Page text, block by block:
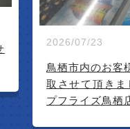
2026/07/23
鳥栖市内のお客
せて頂きました
ライズ鳥栖店